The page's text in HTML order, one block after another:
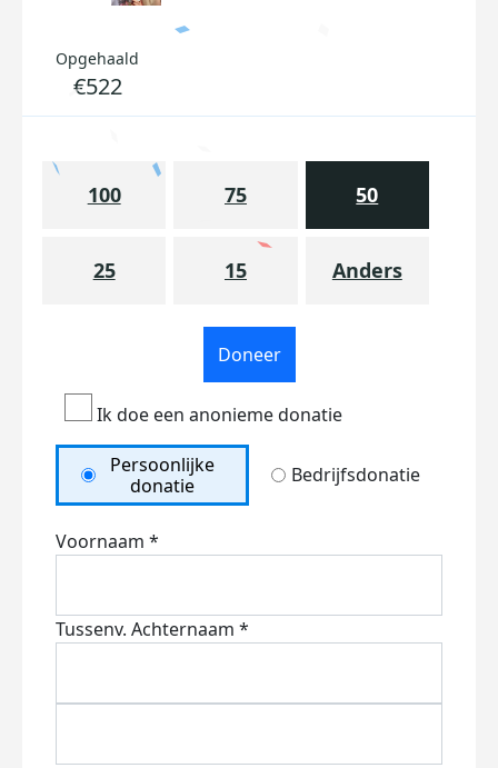
Opgehaald
€522
100 75 50
25 15 Anders
Doneer
Ik doe een anonieme donatie
Persoonlijke
donatie
Bedrijfsdonatie
Voornaam *
Tussenv. Achternaam *